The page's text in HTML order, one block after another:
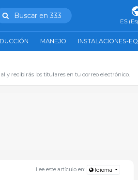
Buscar en 333
ES
MANEJO INSTALACIONES-
y recibirás los titulares en tu correo electrónico.
Lee este artículo en: Idioma